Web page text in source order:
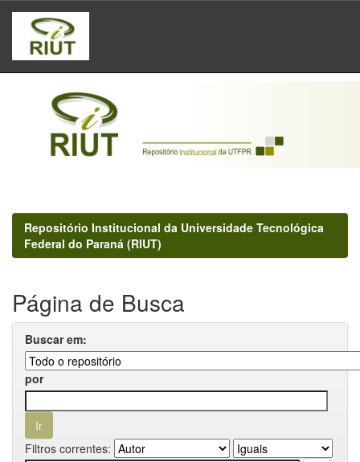
Skip
navigation
Repositório Institucional da Universidade Tecnológica
Federal do Paraná (RIUT)
Página de Busca
Buscar em:
por
Filtros correntes: